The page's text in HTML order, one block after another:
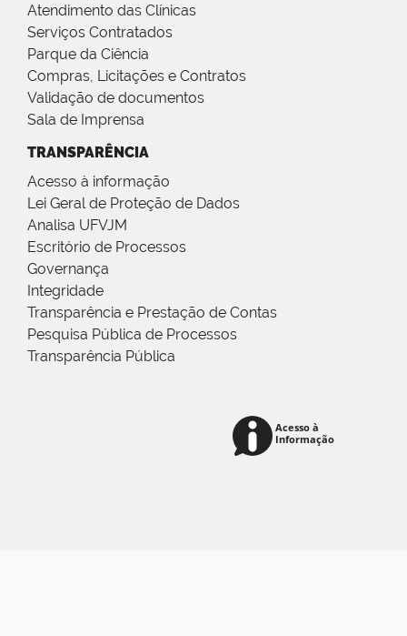
Atendimento das Clínicas
Serviços Contratados
Parque da Ciência
Compras, Licitações e Contratos
Validação de documentos
Sala de Imprensa
TRANSPARÊNCIA
Acesso à informação
Lei Geral de Proteção de Dados
Analisa UFVJM
Escritório de Processos
Governança
Integridade
Transparência e Prestação de Contas
Pesquisa Pública de Processos
Transparência Pública